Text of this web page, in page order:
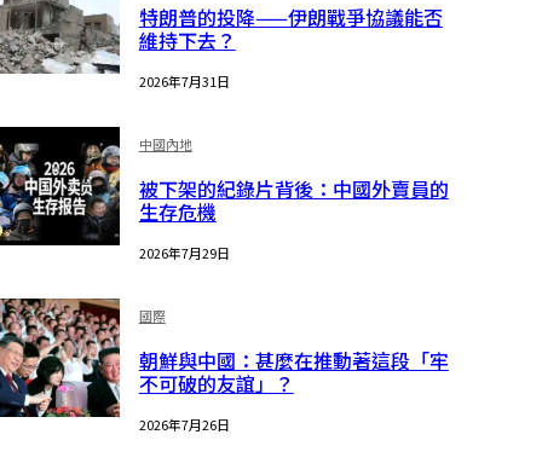
特朗普的投降——伊朗戰爭協議能否
維持下去？
2026年7月31日
中國內地
被下架的紀錄片背後：中國外賣員的
生存危機
2026年7月29日
國際
朝鮮與中國：甚麼在推動著這段「牢
不可破的友誼」？
2026年7月26日